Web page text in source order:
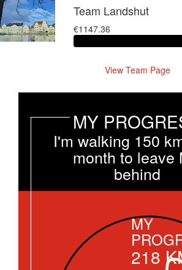
Team Landshut
€1147.36
View Team Page
MY
I'm walking 150
month to leave
behind
MY
218